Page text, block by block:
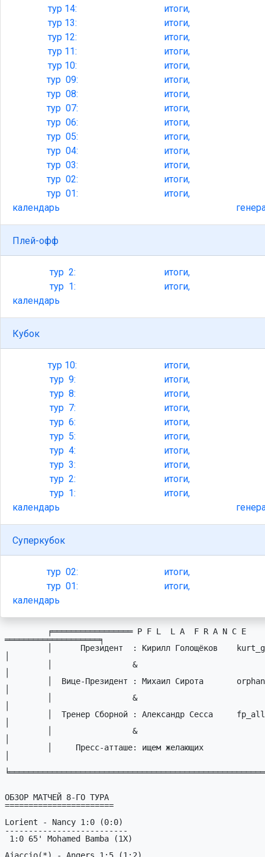
тур 14:
итоги,
тур 13:
итоги,
тур 12:
итоги,
тур 11:
итоги,
тур 10:
итоги,
тур 09:
итоги,
тур 08:
итоги,
тур 07:
итоги,
тур 06:
итоги,
тур 05:
итоги,
тур 04:
итоги,
тур 03:
итоги,
тур 02:
итоги,
тур 01:
итоги,
календарь
Плей-офф
тур2:
итоги,
тур1:
итоги,
календарь
Кубок
тур 10:
итоги,
тур9:
итоги,
тур8:
итоги,
тур7:
итоги,
тур6:
итоги,
тур5:
итоги,
тур4:
итоги,
тур3:
итоги,
тур2:
итоги,
тур1:
итоги,
календарь
Суперкубок
тур 02:
итоги,
тур 01:
итоги,
календарь
════════════════════╕
         │                 &
         │  Вице-Пpезидент : Михаил Сирота       orphan_s # mail.ru
         │                 &
         │  Тpенеp Сбоpной : Александр Сесса     fp_all # sessa.dp.ua
         │                 &
         │     Пресс-атташе: ищем желающих
ОБЗОР МАТЧЕЙ 8-ГО ТУРА
=======================
Lorient - Nancy 1:0 (0:0)
--------------------------